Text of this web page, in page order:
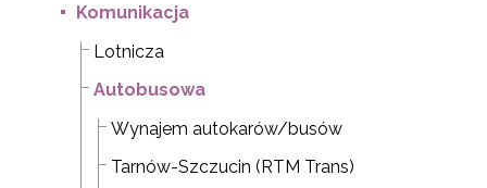
Komunikacja
Lotnicza
Autobusowa
Wynajem autokarów/busów
Tarnów-Szczucin (RTM Trans)